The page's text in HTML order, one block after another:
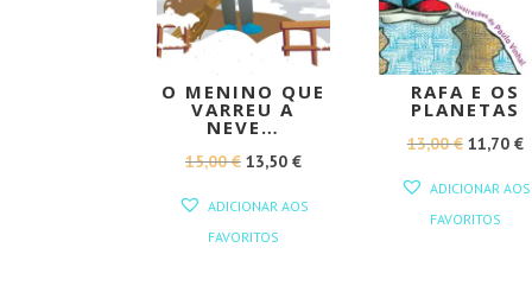
O MENINO QUE
VARREU A
NEVE…
15,00€ O
13,50 €O
ADICIONAR AOS
FAVORITOS
RAFA E OS
PLANETAS
13,00€ O
11,70 €O
ADICIONAR AOS
FAVORITOS